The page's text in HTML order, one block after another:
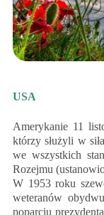
USA
Amerykanie 11
którzy służyli w
we wszystkich
Rozejmu
W 1953 roku
weteranów
poparciu